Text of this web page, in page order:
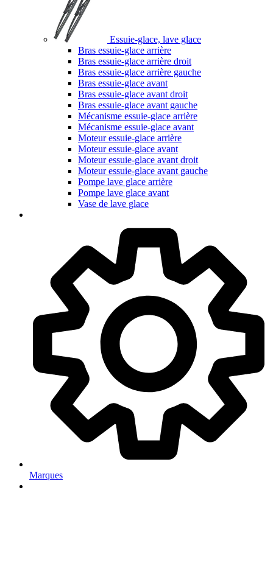
Essuie-glace, lave glace
Bras essuie-glace arrière
Bras essuie-glace arrière droit
Bras essuie-glace arrière gauche
Bras essuie-glace avant
Bras essuie-glace avant droit
Bras essuie-glace avant gauche
Mécanisme essuie-glace arrière
Mécanisme essuie-glace avant
Moteur essuie-glace arrière
Moteur essuie-glace avant
Moteur essuie-glace avant droit
Moteur essuie-glace avant gauche
Pompe lave glace arrière
Pompe lave glace avant
Vase de lave glace
Marques